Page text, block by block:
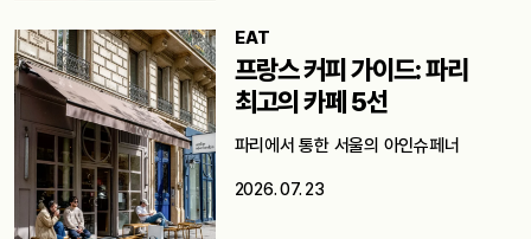
EAT
프랑스 커피 가이드: 파리
최고의 카페 5선
파리에서 통한 서울의 아인슈페너
2026. 07. 23